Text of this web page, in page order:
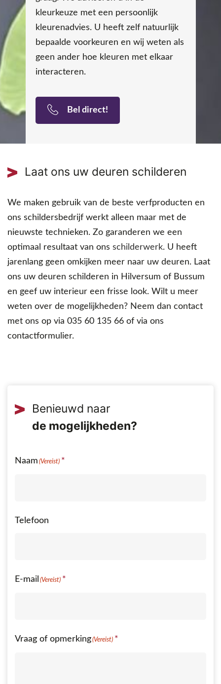
kleurkeuze met een persoonlijk
kleurenadvies. U heeft zelf natuurlijk
bepaalde voorkeuren en wij weten als
geen ander hoe kleuren met elkaar
interacteren.
Bel direct!
Laat ons uw deuren schilderen
We maken gebruik van de beste verfproducten en
ons schildersbedrijf werkt alleen maar met de
nieuwste technieken. Zo garanderen we een
optimaal resultaat van ons schilderwerk. U heeft
jarenlang geen omkijken meer naar uw deuren. Laat
ons uw deuren schilderen in Hilversum of Bussum
en geef uw interieur een frisse look. Wilt u meer
weten over de mogelijkheden? Neem dan contact
met ons op via 035 60 135 66 of via ons
contactformulier.
Benieuwd naar
Naam (Vereist)
Telefoon
E-mail (Vereist)
Vraag of opmerking(Vereist)